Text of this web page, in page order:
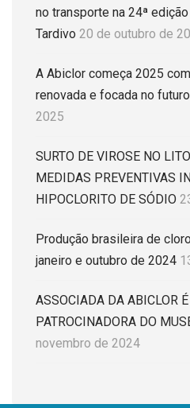
no transporte na 24ª
Tardivo 20 de outubro de
A Abiclor começa 2025
renovada e focada no
2025
SURTO DE VIROSE NO
MEDIDAS PREVENTIVAS
HIPOCLORITO DE SÓDIO
Produção brasileira de
janeiro e outubro de 2024
ASSOCIADA DA ABICLOR
PATROCINADORA DO
novembro de 2024